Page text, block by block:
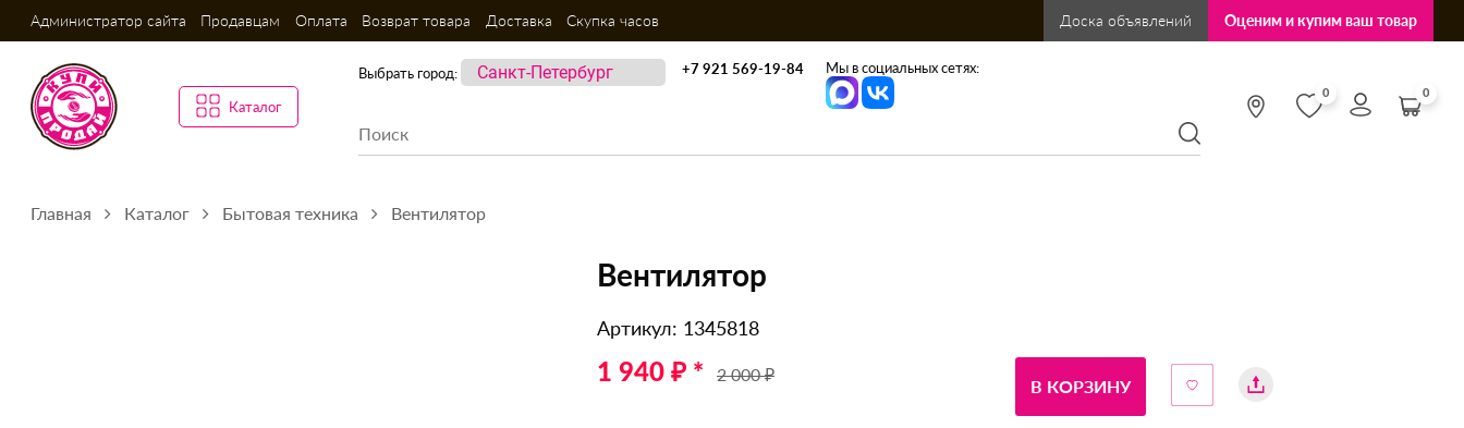
Администратор сайта Продавцам Оплата Возврат товара Доставка Скупка часов Доска объявлений Оценим и купим ваш товар
Каталог
Выбрать город: +7 921 569-19-84 Мы в социальных сетях:
0 0
Главная Каталог Бытовая техника Вентилятор
Вентилятор
Артикул: 1345818
1 940 ₽ * 2 000 ₽
В КОРЗИНУ